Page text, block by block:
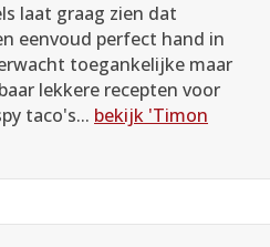
laat graag zien dat
eenvoud perfect hand in
toegankelijke maar
lekkere recepten voor
taco's... bekijk 'Timon